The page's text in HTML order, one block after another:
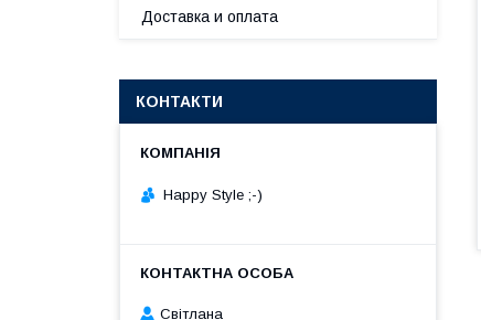
Доставка и оплата
КОНТАКТИ
Happy Style ;-)
Cвітлана